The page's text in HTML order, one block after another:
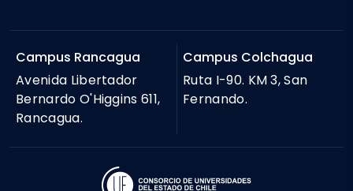
Campus Rancagua
Avenida Libertador
Bernardo O'Higgins 611,
Rancagua.
Campus Colchagua
Ruta I-90. KM 3, San
Fernando.